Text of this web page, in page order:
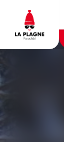
content